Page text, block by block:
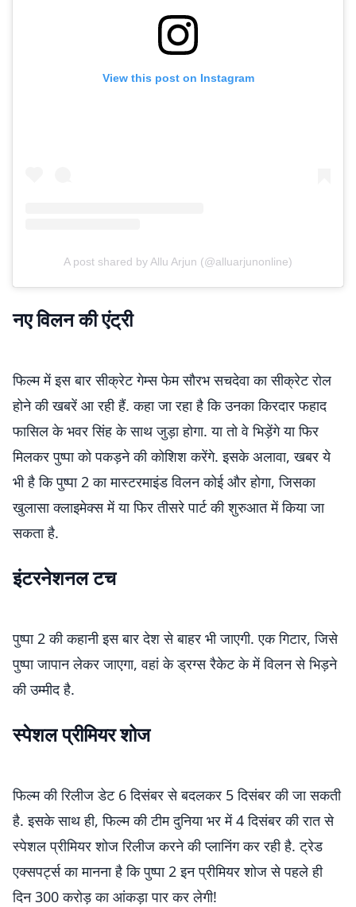
View this post on Instagram
A post shared by Allu Arjun (@alluarjunonline)
नए विलन की एंट्री
फिल्म में इस बार सीक्रेट गेम्स फेम सौरभ सचदेवा का सीक्रेट रोल
होने की खबरें आ रही हैं. कहा जा रहा है कि उनका किरदार फहाद
फासिल के भवर सिंह के साथ जुड़ा होगा. या तो वे भिड़ेंगे या फिर
मिलकर पुष्पा को पकड़ने की कोशिश करेंगे. इसके अलावा, खबर ये
भी है कि पुष्पा 2 का मास्टरमाइंड विलन कोई और होगा, जिसका
खुलासा क्लाइमेक्स में या फिर तीसरे पार्ट की शुरुआत में किया जा
सकता है.
इंटरनेशनल टच
पुष्पा 2 की कहानी इस बार देश से बाहर भी जाएगी. एक गिटार, जिसे
पुष्पा जापान लेकर जाएगा, वहां के ड्रग्स रैकेट के में विलन से भिड़ने
की उम्मीद है.
स्पेशल प्रीमियर शोज
फिल्म की रिलीज डेट 6 दिसंबर से बदलकर 5 दिसंबर की जा सकती
है. इसके साथ ही, फिल्म की टीम दुनिया भर में 4 दिसंबर की रात से
स्पेशल प्रीमियर शोज रिलीज करने की प्लानिंग कर रही है. ट्रेड
एक्सपर्ट्स का मानना है कि पुष्पा 2 इन प्रीमियर शोज से पहले ही
दिन 300 करोड़ का आंकड़ा पार कर लेगी!